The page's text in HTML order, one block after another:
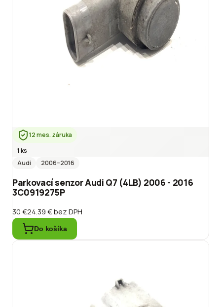
12 mes. záruka
1 ks
Audi
2006–2016
Parkovací senzor Audi Q7 (4LB) 2006 - 2016
3C0919275P
30 €24.39 €bez DPH
Do košíka